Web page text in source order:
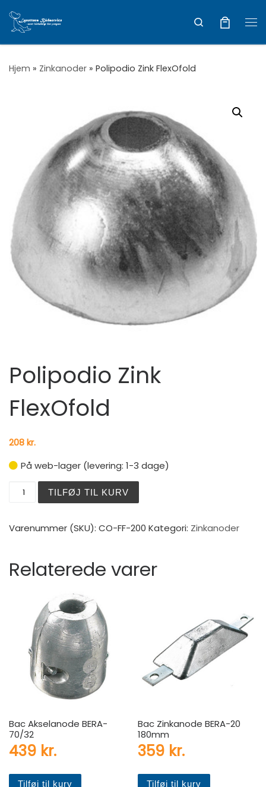
Vis hele indholdet
Search
Hjem » Zinkanoder » Polipodio Zink FlexOfold
Polipodio Zink
FlexOfold
208kr.
På web-lager (levering: 1-3 dage)
TILFØJ TIL KURV
Varenummer (SKU): CO-FF-200 Kategori: Zinkanoder
Relaterede varer
Bac Akselanode BERA-
70/32
439 kr.
Tilføj til kurv
Bac Zinkanode BERA-20
180mm
359 kr.
Tilføj til kurv